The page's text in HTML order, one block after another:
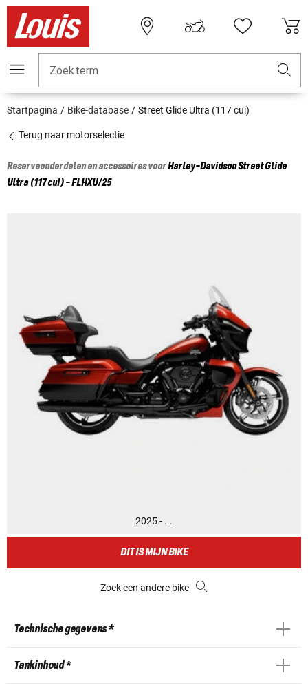
Zoekterm
Startpagina Bike-database Street Glide Ultra (117 cui)
Terug naar motorselectie
Reserveonderdelen en accessoires voorHarley-DavidsonStreet Glide
Ultra (117 cui) - FLHXU/25
2025 - ...
DIT IS MIJN BIKE
Zoek een andere bike
Technische gegevens *
Tankinhoud *